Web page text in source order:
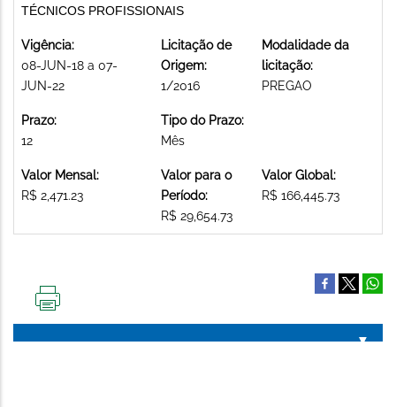
TÉCNICOS PROFISSIONAIS
Vigência:
08-JUN-18 a 07-
JUN-22
Licitação de
Origem:
1/2016
Modalidade da
licitação:
PREGAO
Prazo:
12
Tipo do Prazo:
Mês
Valor Mensal:
R$ 2,471.23
Valor para o
Período:
R$ 29,654.73
Valor Global:
R$ 166,445.73
PÁGINA